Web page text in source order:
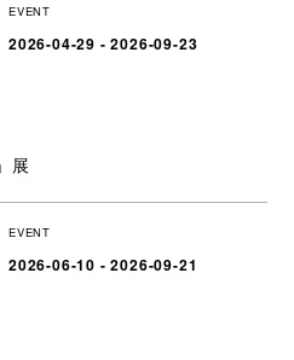
EVENT
2026-04-29 - 2026-09-23
展
EVENT
2026-06-10 - 2026-09-21